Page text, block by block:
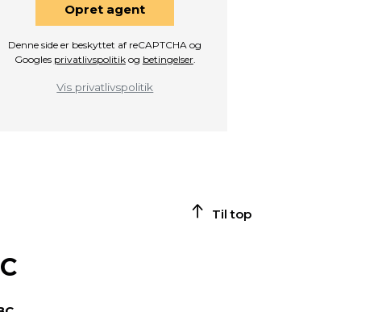
Opret agent
Denne side er beskyttet af reCAPTCHA og
Googles privatlivspolitikog betingelser.
Vis privatlivspolitik
Til top